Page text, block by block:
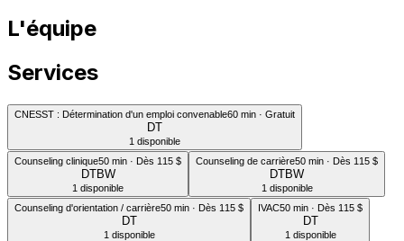
L'équipe
Services
CNESST : Détermination d'un emploi convenable60 min · Gratuit
DT
1 disponible
Counseling clinique50 min · Dès 115 $
DTBW
1 disponible
Counseling de carrière50 min · Dès 115 $
DTBW
1 disponible
Counseling d'orientation / carrière50 min · Dès 115 $
DT
1 disponible
IVAC50 min · Dès 115 $
DT
1 disponible